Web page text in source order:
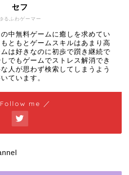
るふわゲーマー
セフ
中無料ゲームに癒しを求めてい
ともとゲームスキルはあまり高
は好きなのに初歩で躓き継続で
でもゲームでストレス解消でき
人が思わず検索してしまうよう
ています。
me ／